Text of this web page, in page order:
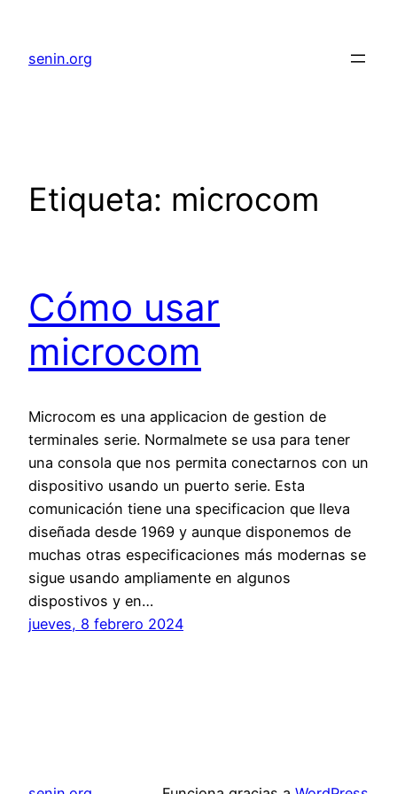
senin.org
Etiqueta: microcom
Cómo usar
microcom
Microcom es una applicacion de gestion de
terminales serie. Normalmete se usa para tener
una consola que nos permita conectarnos con un
dispositivo usando un puerto serie. Esta
comunicación tiene una specificacion que lleva
diseñada desde 1969 y aunque disponemos de
muchas otras especificaciones más modernas se
sigue usando ampliamente en algunos
dispostivos y en…
jueves, 8 febrero 2024